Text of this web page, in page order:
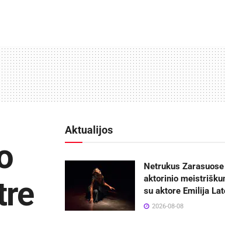
Aktualijos
Netrukus
aktorinio
su aktore Emilija
2026-08-08